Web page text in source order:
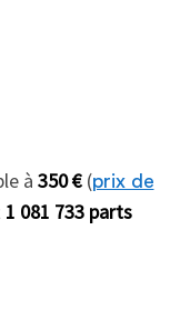
à 350 €(prix de
1 081 733 parts